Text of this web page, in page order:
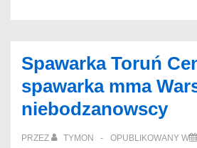
spawarka
Magnum
Toruń
Spawarka Toruń
spawarka mma
niebodzanowscy
PRZEZ TYMON OPUBLIKOWANY W